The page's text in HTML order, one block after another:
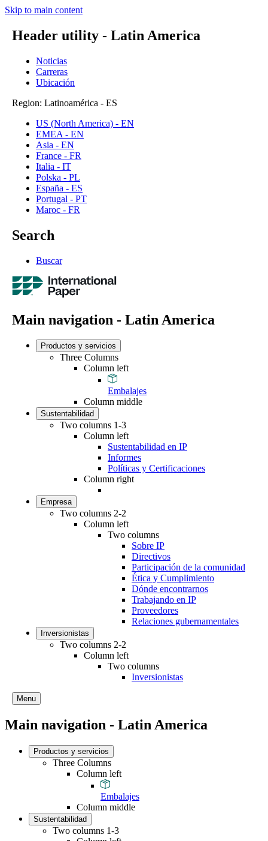
Skip to main content
Header utility - Latin America
Noticias
Carreras
Ubicación
Region: Latinoamérica - ES
US (North America) - EN
EMEA - EN
Asia - EN
France - FR
Italia - IT
Polska - PL
España - ES
Portugal - PT
Maroc - FR
Search
Buscar
Main navigation - Latin America
Productos y servicios
Three Columns
Column left
Embalajes
Column middle
Sustentabilidad
Two columns 1-3
Column left
Sustentabilidad en IP
Informes
Políticas y Certificaciones
Column right
Empresa
Two columns 2-2
Column left
Two columns
Sobre IP
Directivos
Participación de la comunidad
Ética y Cumplimiento
Dónde encontrarnos
Trabajando en IP
Proveedores
Relaciones gubernamentales
Inversionistas
Two columns 2-2
Column left
Two columns
Inversionistas
Menu
Main navigation - Latin America
Productos y servicios
Three Columns
Column left
Embalajes
Column middle
Sustentabilidad
Two columns 1-3